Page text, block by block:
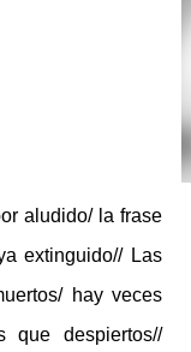
aludido/ la frase
extinguido// Las
hay veces
que despiertos//